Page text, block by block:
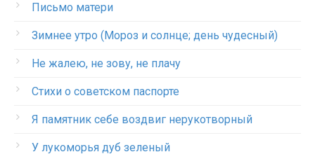
Письмо матери
Зимнее утро (Мороз и солнце; день чудесный)
Не жалею, не зову, не плачу
Стихи о советском паспорте
Я памятник себе воздвиг нерукотворный
У лукоморья дуб зеленый